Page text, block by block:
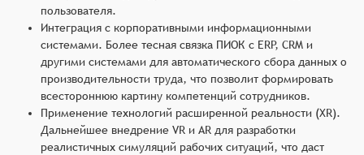
пользователя.
Интеграция с корпоративными информационными
системами. Более тесная связка ПИОК с ERP, CRM и
другими системами для автоматического сбора данных о
производительности труда, что позволит формировать
всестороннюю картину компетенций сотрудников.
Применение технологий расширенной реальности (XR).
Дальнейшее внедрение VR и AR для разработки
реалистичных симуляций рабочих ситуаций, что даст